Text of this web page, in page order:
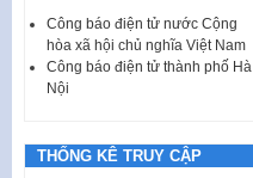
Công báo điện tử nước Cộng
hòa xã hội chủ nghĩa Việt Nam
Công báo điện tử thành phố Hà
Nội
THỐNG KÊ TRUY CẬP